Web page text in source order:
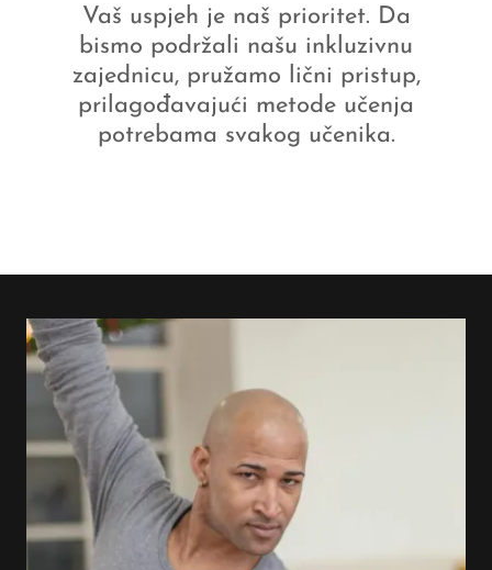
Vaš uspjeh je naš prioritet. Da
bismo podržali našu inkluzivnu
zajednicu, pružamo lični pristup,
prilagođavajući metode učenja
potrebama svakog učenika.